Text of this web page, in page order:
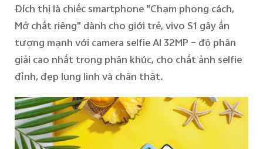
Đích thị là chiếc smartphone"Chạm phong cách,
Mở chất riêng" dành cho giới trẻ, vivo S1 gây ấn
tượng mạnhvới camera selfie AI 32MP – độ phân
giải cao nhất trong phân khúc, cho chất ảnh selfie
đỉnh, đẹp lung linh và chân thật.